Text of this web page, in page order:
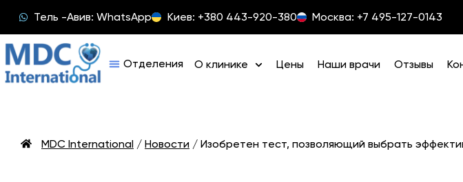
Тель -Авив: WhatsApp Киев: +380 443-920-380 Москва: +7 495-127-0143
О клинике Цены Наши врачи Отзывы
MDC International / Новости / Изобретен тест, позволяющий выбрать